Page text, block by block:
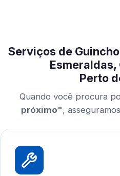
Serviços de
Esmeraldas,
Perto
Quando você procura
próximo",